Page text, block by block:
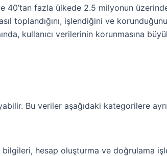
40’tan fazla ülkede 2.5 milyonun
toplandığını, işlendiğini ve
kullanıcı verilerinin korunmasına
Bu veriler aşağıdaki kategorilere
bilgileri, hesap oluşturma ve doğrulama